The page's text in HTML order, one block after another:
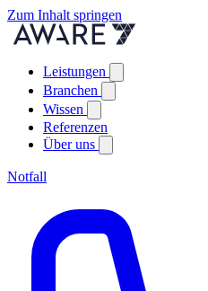
Zum Inhalt springen
Leistungen
Branchen
Wissen
Referenzen
Über uns
Notfall